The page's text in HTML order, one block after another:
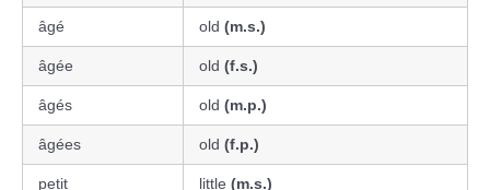
âgé old (m.s.)
âgée old (f.s.)
âgés old (m.p.)
âgées old (f.p.)
petit little (m.s.)